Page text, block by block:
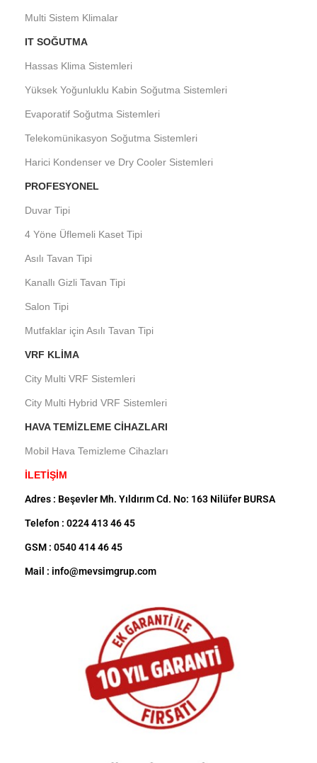
Multi Sistem Klimalar
IT SOĞUTMA
Hassas Klima Sistemleri
Yüksek Yoğunluklu Kabin Soğutma Sistemleri
Evaporatif Soğutma Sistemleri
Telekomünikasyon Soğutma Sistemleri
Harici Kondenser ve Dry Cooler Sistemleri
PROFESYONEL
Duvar Tipi
4 Yöne Üflemeli Kaset Tipi
Asılı Tavan Tipi
Kanallı Gizli Tavan Tipi
Salon Tipi
Mutfaklar için Asılı Tavan Tipi
VRF KLIMA
City Multi VRF Sistemleri
City Multi Hybrid VRF Sistemleri
HAVA TEMIZLEME CIHAZLARI
Mobil Hava Temizleme Cihazları
İLETİŞİM
Adres : Beşevler Mh. Yıldırım Cd. No: 163 Nilüfer BURSA
Telefon : 0224 413 46 45
GSM : 0540 414 46 45
Mail : info@mevsimgrup.com